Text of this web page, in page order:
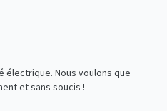
électrique. Nous voulons que
et sans soucis !